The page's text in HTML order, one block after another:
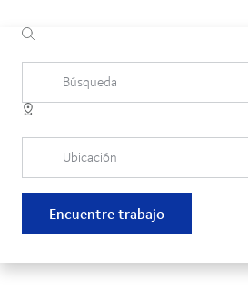
Búsqueda
Ubicación
Encuentre trabajo